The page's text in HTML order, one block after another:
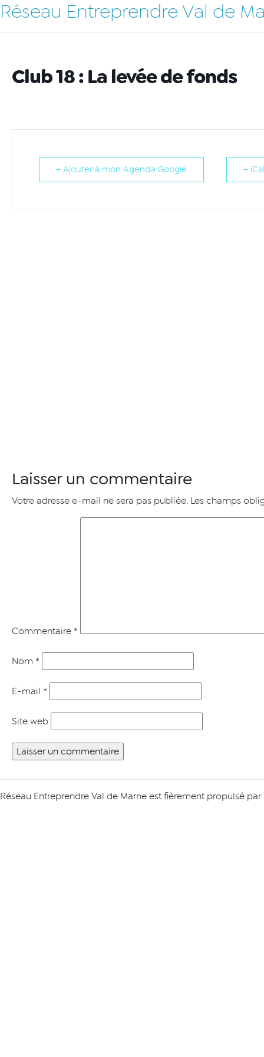
Réseau Entreprendre Val de
Club 18 : La levée de fonds
+ Ajouter à mon Agenda Google +
Laisser un commentaire
Votre adresse e-mail ne sera pas publiée. Les champs
Commentaire *
Nom *
E-mail *
Site web
Réseau Entreprendre Val de Marne est fièrement propulsé par